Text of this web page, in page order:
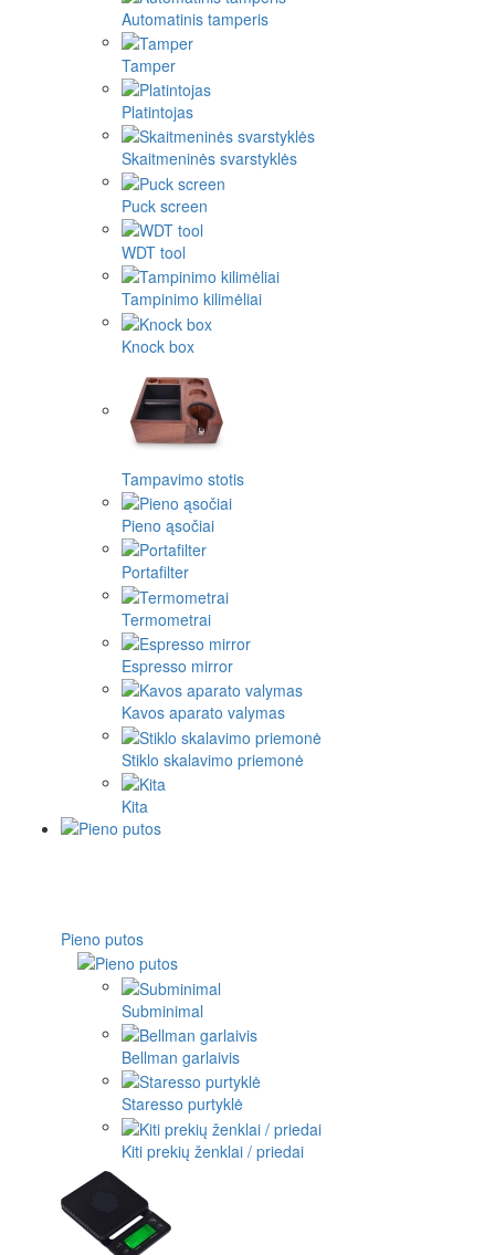
Automatinis tamperis
Tamper
Platintojas
Skaitmeninės svarstyklės
Puck screen
WDT tool
Tampinimo kilimėliai
Knock box
Tampavimo stotis
Pieno ąsočiai
Portafilter
Termometrai
Espresso mirror
Kavos aparato valymas
Stiklo skalavimo priemonė
Kita
Pieno putos
Subminimal
Bellman garlaivis
Staresso purtyklė
Kiti prekių ženklai / priedai